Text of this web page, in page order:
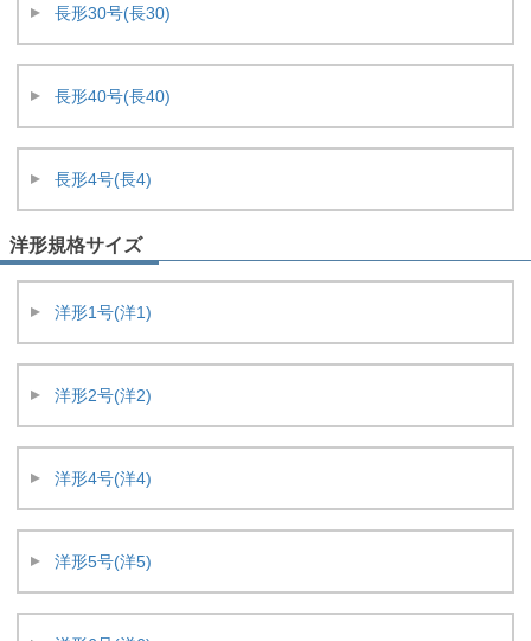
長形30号(長30)
長形40号(長40)
長形4号(長4)
洋形規格サイズ
洋形1号(洋1)
洋形2号(洋2)
洋形4号(洋4)
洋形5号(洋5)